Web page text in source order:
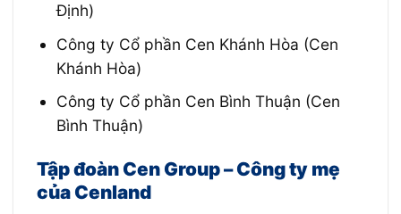
Định)
Công ty Cổ phần Cen Khánh Hòa (Cen
Khánh Hòa)
Công ty Cổ phần Cen Bình Thuận (Cen
Bình Thuận)
Tập đoàn Cen Group – Công ty mẹ
của Cenland